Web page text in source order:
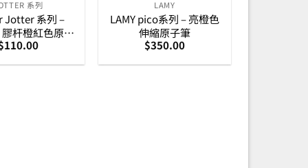
系列
Jotter 系列 –
杆橙紅色原子
110.00
LAMY
LAMY pico系列 – 亮橙色
伸縮原子筆
$350.00